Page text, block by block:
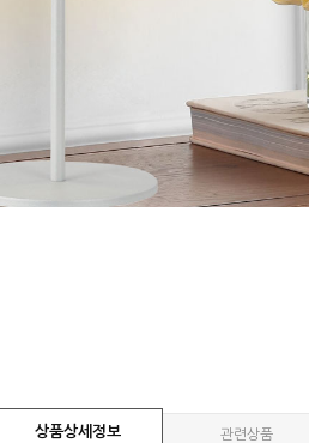
상품상세정보 관련상품